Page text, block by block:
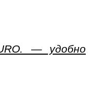
— удобно